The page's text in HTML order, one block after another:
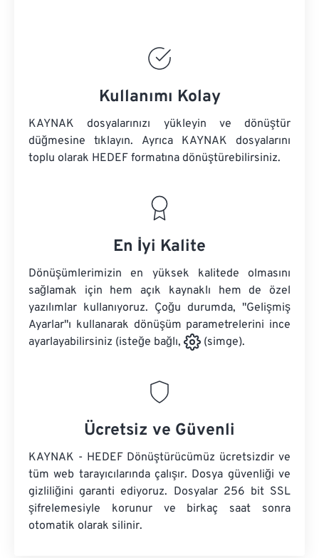
Kullanımı Kolay
KAYNAK dosyalarınızı yükleyin ve dönüştür
düğmesine tıklayın. Ayrıca KAYNAK dosyalarını
toplu olarak HEDEF formatına dönüştürebilirsiniz.
En İyi Kalite
Dönüşümlerimizin en yüksek kalitede olmasını
sağlamak için hem açık kaynaklı hem de özel
yazılımlar kullanıyoruz. Çoğu durumda, "Gelişmiş
Ayarlar"ı kullanarak dönüşüm parametrelerini ince
ayarlayabilirsiniz (isteğe bağlı,
(simge).
Ücretsiz ve Güvenli
KAYNAK - HEDEF Dönüştürücümüz ücretsizdir ve
tüm web tarayıcılarında çalışır. Dosya güvenliği ve
gizliliğini garanti ediyoruz. Dosyalar 256 bit SSL
şifrelemesiyle korunur ve birkaç saat sonra
otomatik olarak silinir.